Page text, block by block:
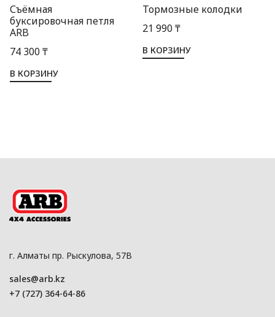
Съёмная
буксировочная петля
ARB
74 300 ₸
В КОРЗИНУ
Тормозные колодки
21 990 ₸
В КОРЗИНУ
г. Алматы пр. Рыскулова, 57В
sales@arb.kz
+7 (727) 364-64-86